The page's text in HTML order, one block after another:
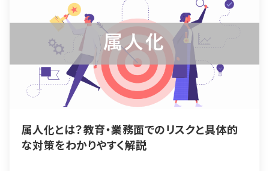
属人化とは？教育・業務面でのリスクと具体的
な対策をわかりやすく解説